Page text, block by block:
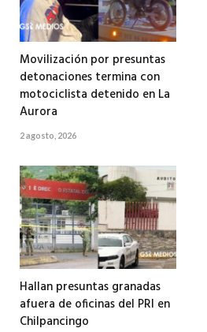
Movilización por presuntas
detonaciones termina con
motociclista detenido en La
Aurora
2 agosto, 2026
Hallan presuntas granadas
afuera de oficinas del PRI en
Chilpancingo